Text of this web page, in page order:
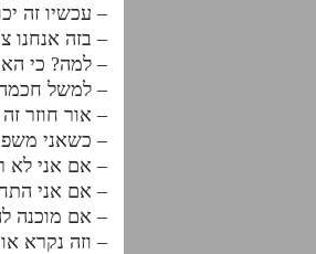
– עכשיו זה
– בזה אנחנו
– למה? כי
– למשל
– אור חוזר
– כשאני
– אם אני לא
– אם אני
– אם מוכנה
– וזה נקרא